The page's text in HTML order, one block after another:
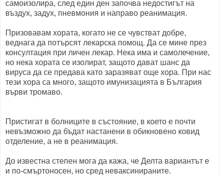
самоизолира, след един ден започва недостигът на
въздух, задух, пневмония и направо реанимация.
Призовавам хората, когато не се чувстват добре,
веднага да потърсят лекарска помощ. Да се мине през
консултация при личен лекар. Нека има и самолечение,
но нека хората се изолират, защото дават шанс да
вируса да се предава като заразяват още хора. При нас
тези хора са много, защото имунизацията в България
върви тромаво.
Пристигат в болниците в състояние, в което е почти
невъзможно да бъдат настанени в обикновено ковид
отделение, а не в реанимация.
До известна степен мога да кажа, че Делта вариантът е
и по-смъртоносен, но сред неваксинираните.